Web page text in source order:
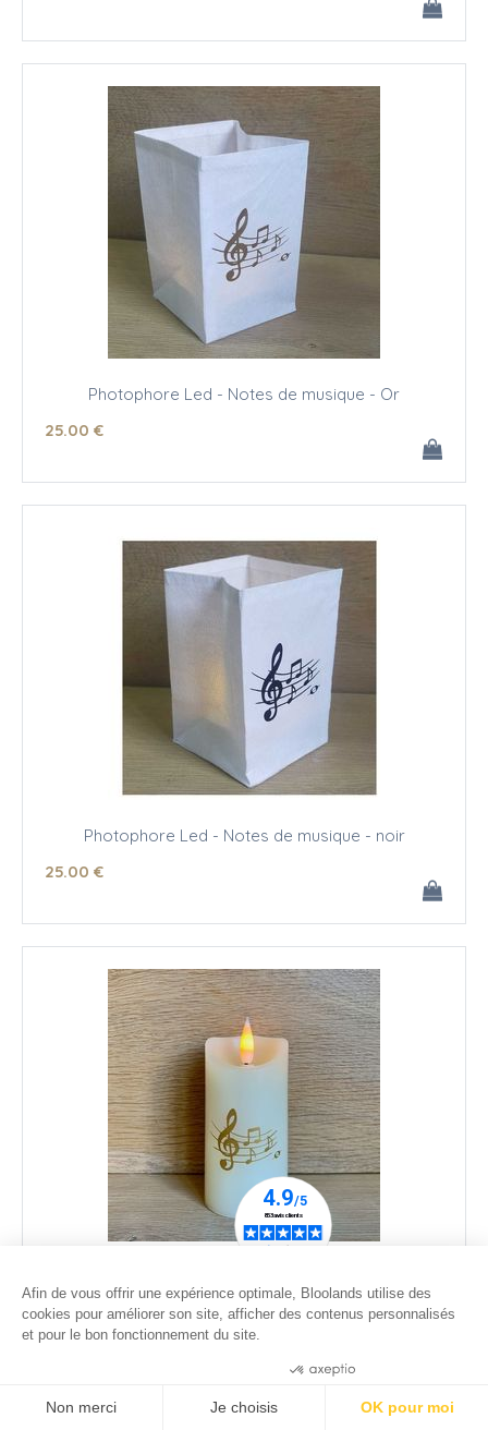
Photophore Led - Notes de musique - Or
25.00 €
Photophore Led - Notes de musique - noir
25.00 €
musique Or
26.00 €
Afin de vous offrir une expérience optimale, Bloolands utilise des
cookies pour améliorer son site, afficher des contenus personnalisés
et pour le bon fonctionnement du site.
Non merci Je choisis OK pour moi